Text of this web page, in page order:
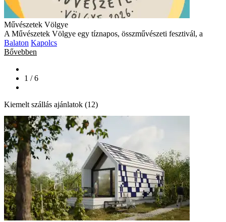
Művészetek Völgye
A Művészetek Völgye egy tíznapos, összművészeti fesztivál, a
Balaton Kapolcs
Bővebben
1 / 6
Kiemelt szállás ajánlatok (12)